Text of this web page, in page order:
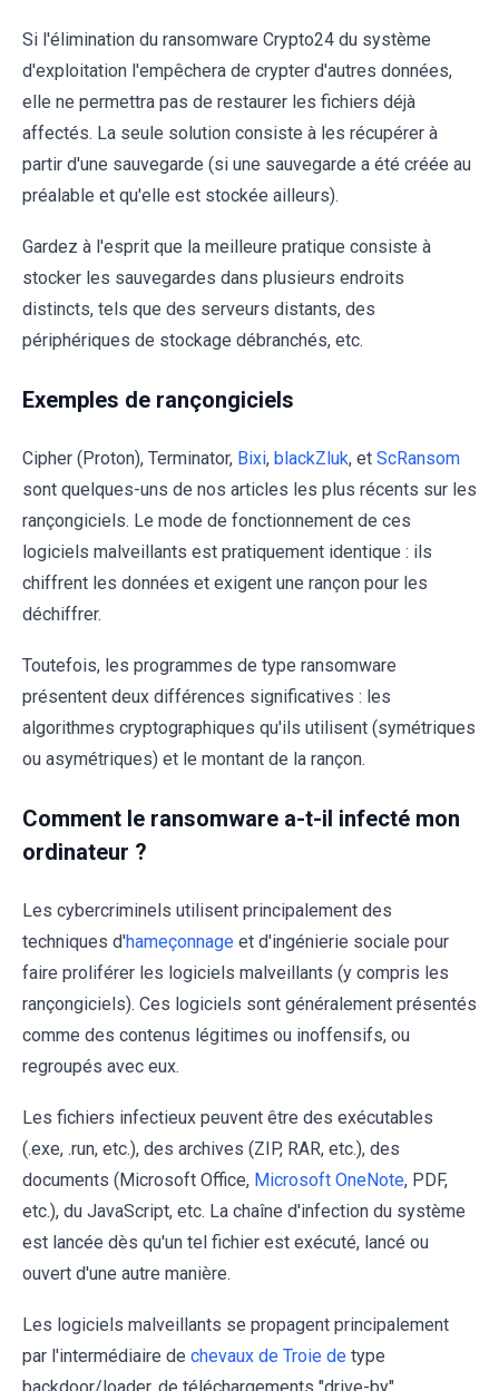
Si l'élimination du ransomware Crypto24 du système
d'exploitation l'empêchera de crypter d'autres données,
elle ne permettra pas de restaurer les fichiers déjà
affectés. La seule solution consiste à les récupérer à
partir d'une sauvegarde (si une sauvegarde a été créée au
préalable et qu'elle est stockée ailleurs).
Gardez à l'esprit que la meilleure pratique consiste à
stocker les sauvegardes dans plusieurs endroits
distincts, tels que des serveurs distants, des
périphériques de stockage débranchés, etc.
Exemples de rançongiciels
Cipher (Proton), Terminator, Bixi, blackZluk, et ScRansom
sont quelques-uns de nos articles les plus récents sur les
rançongiciels. Le mode de fonctionnement de ces
logiciels malveillants est pratiquement identique : ils
chiffrent les données et exigent une rançon pour les
déchiffrer.
Toutefois, les programmes de type ransomware
présentent deux différences significatives : les
algorithmes cryptographiques qu'ils utilisent (symétriques
ou asymétriques) et le montant de la rançon.
Comment le ransomware a-t-il infecté mon
ordinateur ?
Les cybercriminels utilisent principalement des
techniques d'hameçonnage et d'ingénierie sociale pour
faire proliférer les logiciels malveillants (y compris les
rançongiciels). Ces logiciels sont généralement présentés
comme des contenus légitimes ou inoffensifs, ou
regroupés avec eux.
Les fichiers infectieux peuvent être des exécutables
(.exe, .run, etc.), des archives (ZIP, RAR, etc.), des
documents (Microsoft Office, Microsoft OneNote, PDF,
etc.), du JavaScript, etc. La chaîne d'infection du système
est lancée dès qu'un tel fichier est exécuté, lancé ou
ouvert d'une autre manière.
Les logiciels malveillants se propagent principalement
par l'intermédiaire de chevaux de Troie de type
backdoor/loader, de téléchargements "drive-by"